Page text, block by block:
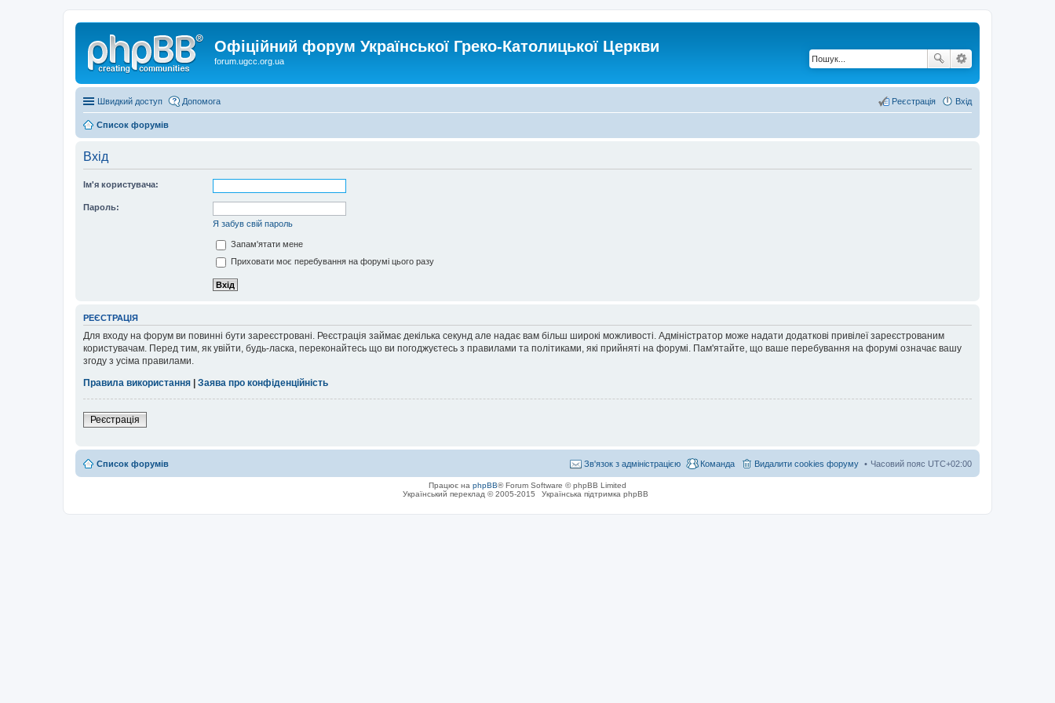
Офіційний форум Української Греко-Католицької Церкви
forum.ugcc.org.ua
Швидкий доступ Допомога Вхід
Реєстрація
Список форумів
Вхід
Ім'я користувача:
Пароль:
Я забув свій пароль
Запам'ятати мене
Приховати моє перебування на форумі цього разу
РЕЄСТРАЦІЯ
Для входу на форум ви повинні бути зареєстровані. Реєстрація займає декілька секунд але надає вам більш широкі можливості. Адміністратор може надати додаткові привілеї зареєстрованим
користувачам. Перед тим, як увійти, будь-ласка, переконайтесь що ви погоджуєтесь з правилами та політиками, які прийняті на форумі. Пам'ятайте, що ваше перебування на форумі означає вашу
згоду з усіма правилами.
Правила використання
Заява про конфіденційність
Реєстрація
Список форумів Часовий пояс UTC+02:00
Видалити cookies форуму
Команда
Зв'язок з адміністрацією
Працює на phpBB® Forum Software © phpBB Limited
Український переклад © 2005-2015
Українська підтримка phpBB